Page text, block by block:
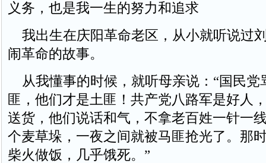
义务，也是我一生的努力和追求
我出生在庆阳革命老区，从小就听说过
闹革命的故事。
从我懂事的时候，就听母亲说：“国民党
匪，他们才是土匪！共产党八路军是好人
送货，他们说话和气，不拿老百姓一针一
个麦草垛，一夜之间就被马匪抢光了。那
柴火做饭，几乎饿死。”